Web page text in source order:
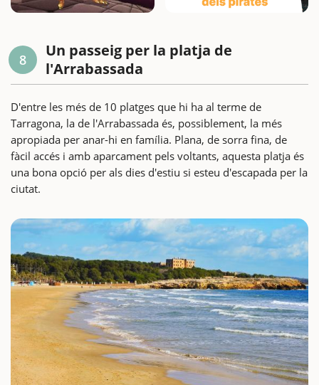
8
Un passeig per la platja de
l'Arrabassada
D'entre les més de 10 platges que hi ha al terme de
Tarragona, la de l'Arrabassada és, possiblement, la més
apropiada per anar-hi en família. Plana, de sorra fina, de
fàcil accés i amb aparcament pels voltants, aquesta platja és
una bona opció per als dies d'estiu si esteu d'escapada per la
ciutat.